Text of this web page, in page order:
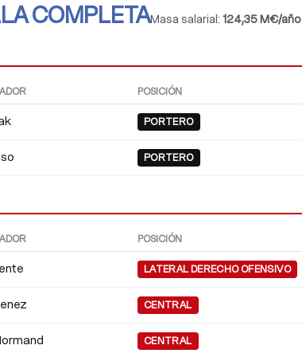
COMPLETAMasa salarial: 124,35 M€/año
POSICIÓN
PORTERO
PORTERO
POSICIÓN
LATERAL DERECHO OFENSIVO
CENTRAL
CENTRAL